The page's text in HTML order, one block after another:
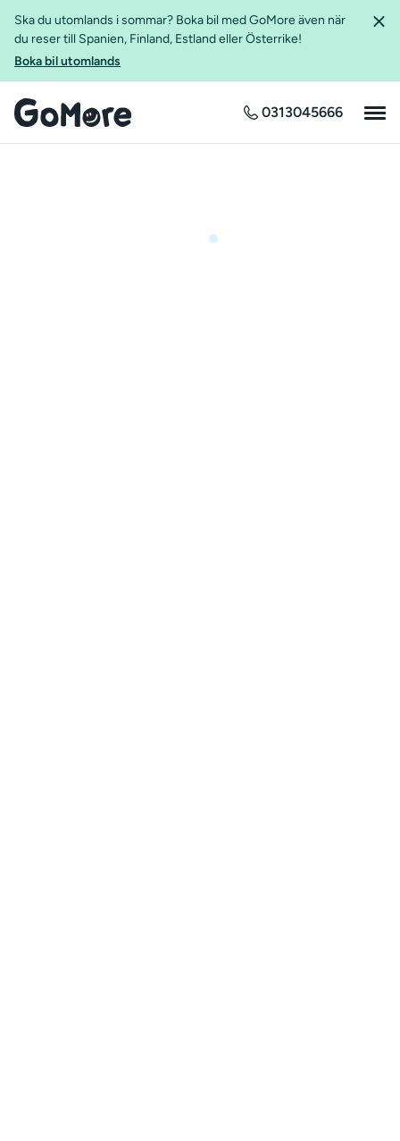
Ska du utomlands i sommar? Boka bil med GoMore även när
du reser till Spanien, Finland, Estland eller Österrike!
Boka bil utomlands
0313045666